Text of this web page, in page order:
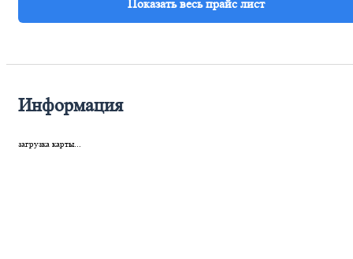
Информация
загрузка карты...